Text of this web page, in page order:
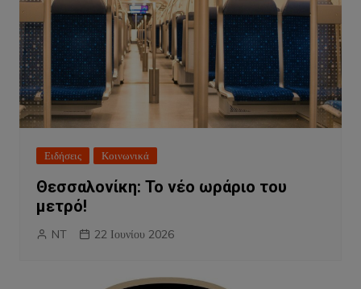
Ειδήσεις Κοινωνικά
Θεσσαλονίκη: Το νέο ωράριο του
μετρό!
NT 22 Ιουνίου 2026